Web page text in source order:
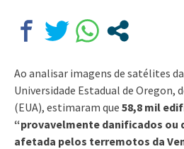
Ao analisar imagens de satélites
Universidade Estadual de Oregon,
(EUA), estimaram que 58,8 mil
“provavelmente danificados ou
afetada pelos terremotos da